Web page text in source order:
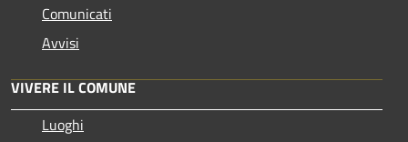
Comunicati
Avvisi
VIVERE IL COMUNE
Luoghi